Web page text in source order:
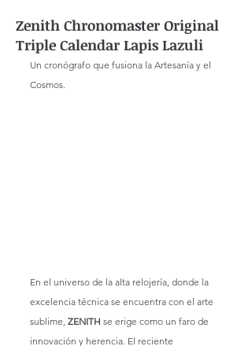
Zenith Chronomaster Original
Triple Calendar Lapis Lazuli
Un cronógrafo que fusiona la Artesanía y el
Cosmos.
En el universo de la alta relojería, donde la
excelencia técnica se encuentra con el arte
sublime, ZENITH se erige como un faro de
innovación y herencia. El reciente